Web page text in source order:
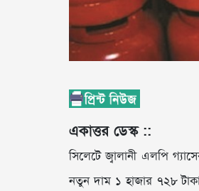
একাত্তর ডেস্ক ::
সিলেটে জ্বালানী এলপি
নতুন দাম ১ হাজার ৭২৮ টাকা